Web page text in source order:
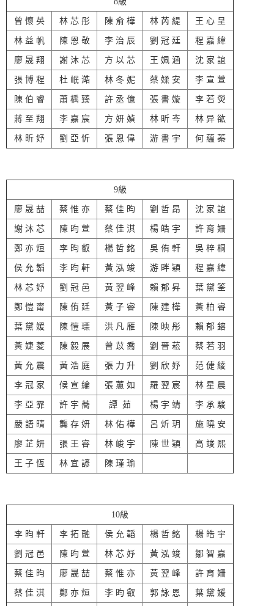
曾 懷 英 林 芯 彤 陳 俞 樺 林 芮 緹 王 心 呈
林 益 帆 陳 恩 敬 李 治 辰 劉 冠 廷 程 嘉 緯
廖 晟 翔 謝 沐 芯 方 以 芯 王 姵 涵 沈 家 誼
張 博 程 杜 岷 澔 林 冬 妮 蔡 媃 安 李 宣 萱
陳 伯 睿 蕭 楀 臻 許 丞 億 張 書 嫙 李 若 熒
蔣 至 翔 李 嘉 宸 方 妍 媜 林 昕 岑 林 异 谹
林 昕 妤 劉 亞 忻 張 恩 偉 游 書 宇 何 蘊 蓁
9級
廖 晟 喆 蔡 惟 亦 蔡 佳 昀 劉 哲 昂 沈 家 誼
謝 沐 芯 陳 昀 萱 蔡 佳 淇 楊 皓 宇 許 育 姍
鄭 亦 烜 李 昀 叡 楊 哲 銘 吳 侑 軒 吳 梓 桐
侯 允 韜 李 昀 軒 黃 泓 竣 游 畔 穎 程 嘉 緯
林 芯 妤 劉 冠 邑 黃 翌 峰 賴 郁 昇 葉 黛 筌
鄭 愷 甯 陳 侑 廷 黃 子 睿 陳 建 樺 黃 柏 睿
葉 黛 媛 陳 愷 瑮 洪 凡 雁 陳 映 彤 賴 郁 鎔
黃 婕 菱 陳 毅 展 曾 苡 喬 劉 晉 菘 蔡 若 羽
黃 允 震 黃 浩 庭 張 力 升 劉 欣 妤 范 倢 綾
李 冠 家 候 宣 綸 張 蕙 如 羅 翌 宸 林 星 晨
李 亞 霏 許 宇 蕎 譚 茹 楊 宇 靖 李 承 駿
嚴 語 晴 龔 存 妍 林 佑 樺 呂 炘 玥 施 曉 安
廖 芷 妍 張 王 睿 林 峻 宇 陳 世 穎 高 竣 熙
王 子 恆 林 宜 諺 陳 瑾 瑜
10級
李 昀 軒 李 拓 融 侯 允 韜 楊 哲 銘 楊 皓 宇
劉 冠 邑 陳 昀 萱 林 芯 妤 黃 泓 竣 鄒 智 嘉
蔡 佳 昀 廖 晟 喆 蔡 惟 亦 黃 翌 峰 許 育 姍
蔡 佳 淇 鄭 亦 烜 李 昀 叡 郭 詠 恩 葉 黛 媛